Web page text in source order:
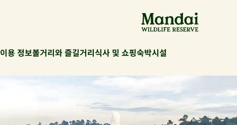
이용 정보볼거리와 즐길거리식사 및 쇼핑숙박시설